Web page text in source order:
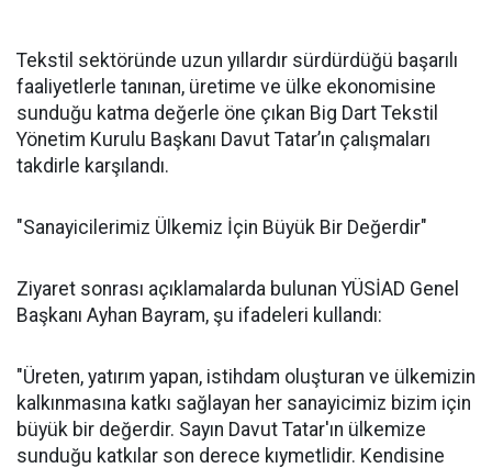
Tekstil sektöründe uzun yıllardır sürdürdüğü başarılı
faaliyetlerle tanınan, üretime ve ülke ekonomisine
sunduğu katma değerle öne çıkan Big Dart Tekstil
Yönetim Kurulu Başkanı Davut Tatar’ın çalışmaları
takdirle karşılandı.
"Sanayicilerimiz Ülkemiz İçin Büyük Bir Değerdir"
Ziyaret sonrası açıklamalarda bulunan YÜSİAD Genel
Başkanı Ayhan Bayram, şu ifadeleri kullandı:
"Üreten, yatırım yapan, istihdam oluşturan ve ülkemizin
kalkınmasına katkı sağlayan her sanayicimiz bizim için
büyük bir değerdir. Sayın Davut Tatar'ın ülkemize
sunduğu katkılar son derece kıymetlidir. Kendisine